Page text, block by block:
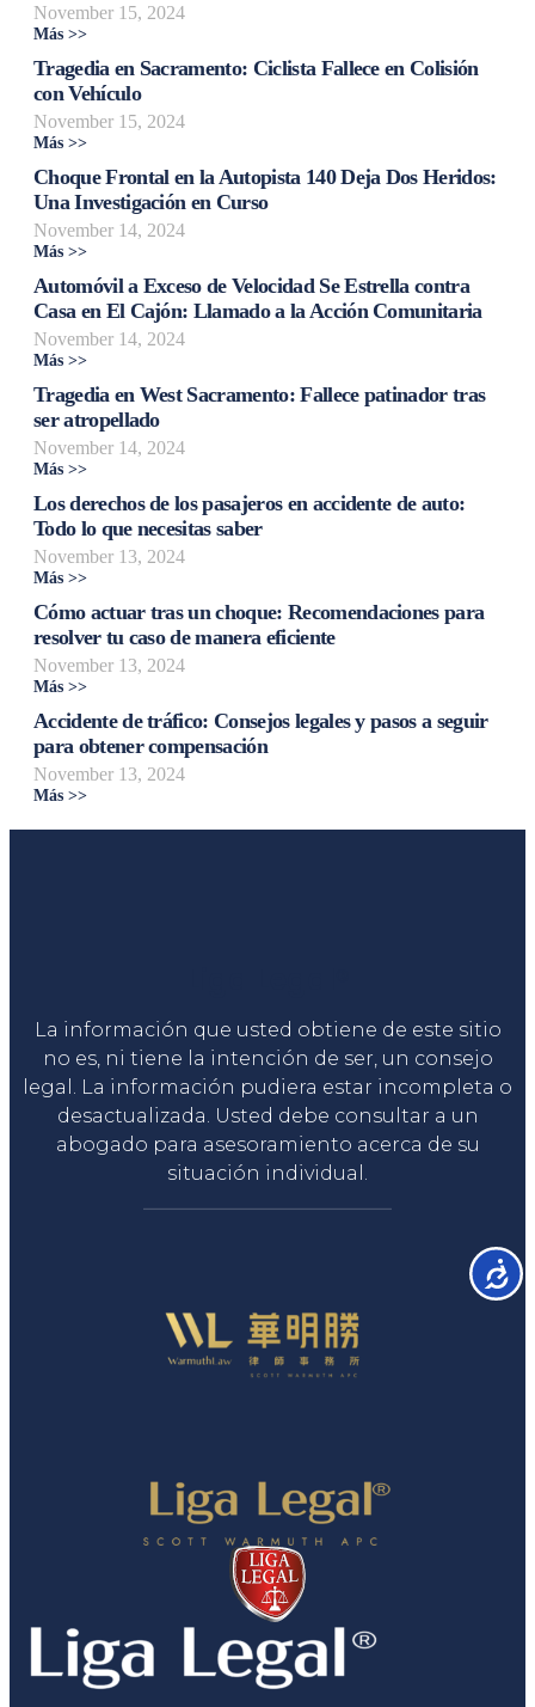
November 15, 2024
Más >>
Tragedia en Sacramento: Ciclista Fallece en Colisión
con Vehículo
November 15, 2024
Más >>
Choque Frontal en la Autopista 140 Deja Dos Heridos:
Una Investigación en Curso
November 14, 2024
Más >>
Automóvil a Exceso de Velocidad Se Estrella contra
Casa en El Cajón: Llamado a la Acción Comunitaria
November 14, 2024
Más >>
Tragedia en West Sacramento: Fallece patinador tras
ser atropellado
November 14, 2024
Más >>
Los derechos de los pasajeros en accidente de auto:
Todo lo que necesitas saber
November 13, 2024
Más >>
Cómo actuar tras un choque: Recomendaciones para
resolver tu caso de manera eficiente
November 13, 2024
Más >>
Accidente de tráfico: Consejos legales y pasos a seguir
para obtener compensación
November 13, 2024
Más >>
La información que usted obtiene de este sitio
no es, ni tiene la intención de ser, un consejo
legal. La información pudiera estar incompleta o
desactualizada. Usted debe consultar a un
abogado para asesoramiento acerca de su
situación individual.